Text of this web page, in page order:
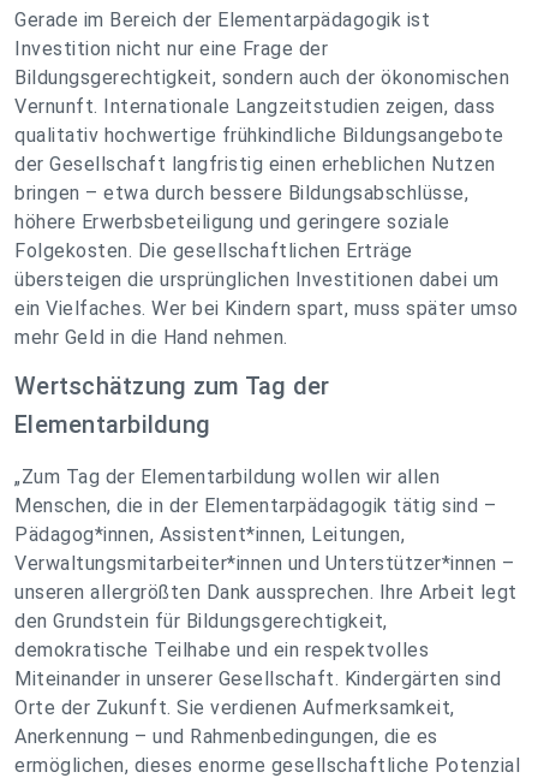
Gerade im Bereich der Elementarpädagogik ist
Investition nicht nur eine Frage der
Bildungsgerechtigkeit, sondern auch der ökonomischen
Vernunft. Internationale Langzeitstudien zeigen, dass
qualitativ hochwertige frühkindliche Bildungsangebote
der Gesellschaft langfristig einen erheblichen Nutzen
bringen – etwa durch bessere Bildungsabschlüsse,
höhere Erwerbsbeteiligung und geringere soziale
Folgekosten. Die gesellschaftlichen Erträge
übersteigen die ursprünglichen Investitionen dabei um
ein Vielfaches. Wer bei Kindern spart, muss später umso
mehr Geld in die Hand nehmen.
Wertschätzung zum Tag der
Elementarbildung
„Zum Tag der Elementarbildung wollen wir allen
Menschen, die in der Elementarpädagogik tätig sind –
Pädagog*innen, Assistent*innen, Leitungen,
Verwaltungsmitarbeiter*innen und Unterstützer*innen –
unseren allergrößten Dank aussprechen. Ihre Arbeit legt
den Grundstein für Bildungsgerechtigkeit,
demokratische Teilhabe und ein respektvolles
Miteinander in unserer Gesellschaft. Kindergärten sind
Orte der Zukunft. Sie verdienen Aufmerksamkeit,
Anerkennung – und Rahmenbedingungen, die es
ermöglichen, dieses enorme gesellschaftliche Potenzial